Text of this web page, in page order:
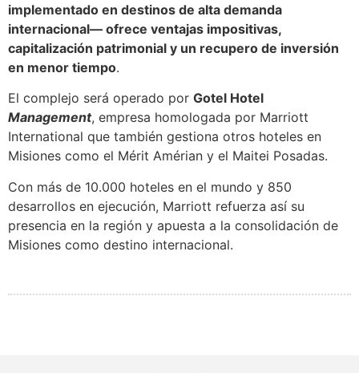
implementado en destinos de alta demanda
internacional— ofrece ventajas impositivas,
capitalización patrimonial y un recupero de inversión
en menor tiempo.
El complejo será operado por Gotel Hotel
Management, empresa homologada por Marriott
International que también gestiona otros hoteles en
Misiones como el Mérit Amérian y el Maitei Posadas.
Con más de 10.000 hoteles en el mundo y 850
desarrollos en ejecución, Marriott refuerza así su
presencia en la región y apuesta a la consolidación de
Misiones como destino internacional.